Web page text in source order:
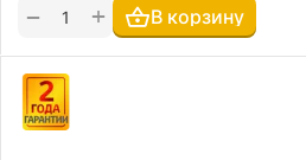
+
− В корзину